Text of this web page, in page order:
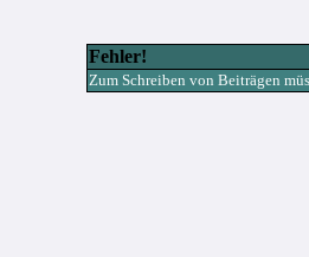
Fehler!
Zum Schreiben von Beiträgen